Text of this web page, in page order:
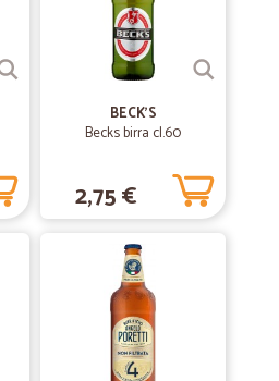
07/05/2019
prodotti molto buoni lo consiglio
20/02/2019
averli trovati. Qualche problema per la
)
BECK'S
Becks birra cl.60
2,75 €